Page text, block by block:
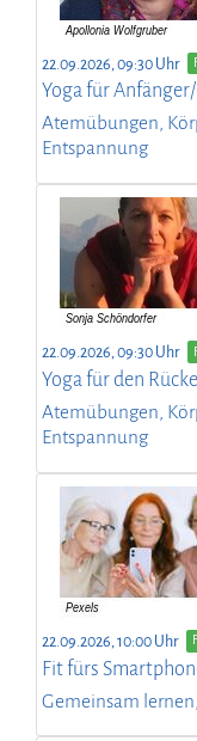
22.09.2026, 09:30 Uhr
Yoga für
Atemübungen,
Entspannung
22.09.2026, 09:30 Uhr
Yoga für den
Atemübungen,
Entspannung
22.09.2026, 10:00 Uhr
Fit fürs
Gemeinsam